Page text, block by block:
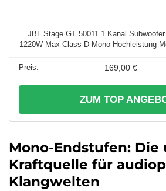
JBL Stage GT 50011 1 Kanal
1220W Max Class-D Mono Hochleistung
169,00 €
ZUM TOP
Mono-Endstufen:
Kraftquelle für
Klangwelten